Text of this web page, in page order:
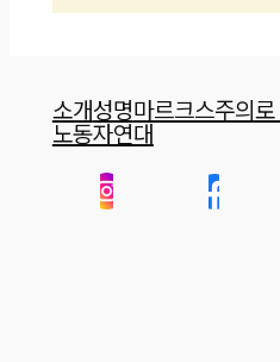
소개성명마르크스주의
노동자연대